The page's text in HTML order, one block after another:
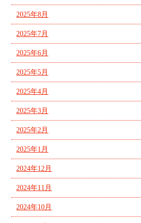
2025年8月
2025年7月
2025年6月
2025年5月
2025年4月
2025年3月
2025年2月
2025年1月
2024年12月
2024年11月
2024年10月